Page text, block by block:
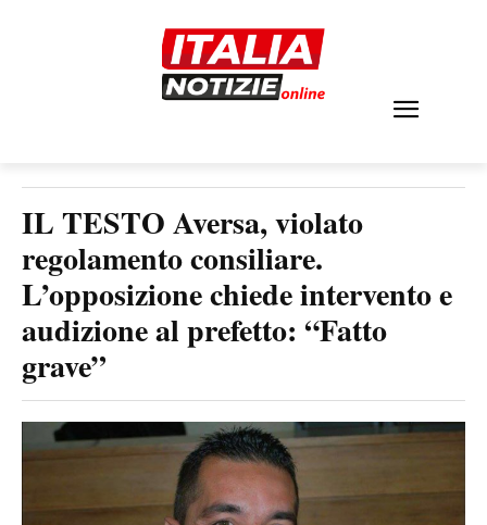
IL TESTO Aversa, violato
regolamento consiliare.
L’opposizione chiede intervento e
audizione al prefetto: “Fatto
grave”